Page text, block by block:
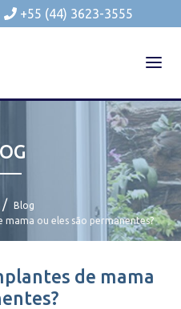
+55 (44) 3623-3555
Blog
ou eles são permanentes?
de mama